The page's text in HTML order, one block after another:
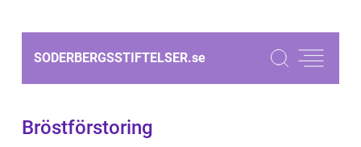
SODERBERGSSTIFTELSER.se
Bröstförstoring